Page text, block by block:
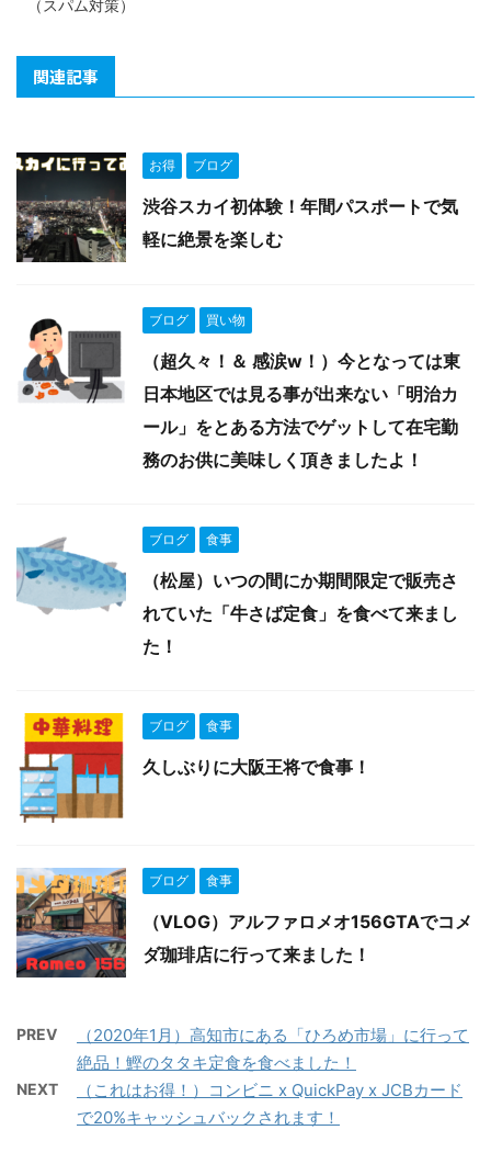
（スパム対策）
関連記事
お得 ブログ
渋谷スカイ初体験！年間パスポートで気
軽に絶景を楽しむ
ブログ 買い物
（超久々！＆ 感涙w！）今となっては東
日本地区では見る事が出来ない「明治カ
ール」をとある方法でゲットして在宅勤
務のお供に美味しく頂きましたよ！
ブログ 食事
（松屋）いつの間にか期間限定で販売さ
れていた「牛さば定食」を食べて来まし
た！
ブログ 食事
久しぶりに大阪王将で食事！
ブログ 食事
（VLOG）アルファロメオ156GTAでコメ
ダ珈琲店に行って来ました！
PREV
（2020年1月）高知市にある「ひろめ市場」に行って
絶品！鰹のタタキ定食を食べました！
NEXT
（これはお得！）コンビニ x QuickPay x JCBカード
で20%キャッシュバックされます！